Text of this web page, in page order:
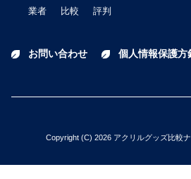
業者 比較 評判
お問い合わせ 個人情報保護方
Copyright (C) 2026 アクリルグッズ比較